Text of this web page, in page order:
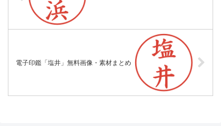
電子印鑑「塩井」無料画像・素材まとめ